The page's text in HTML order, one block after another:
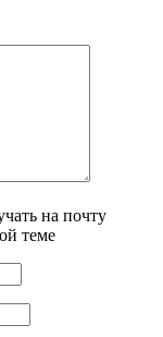
на почту
теме